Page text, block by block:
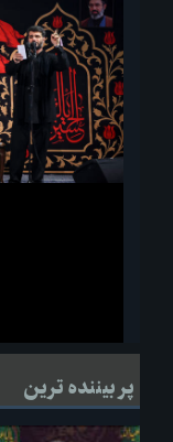
لحظاتی از قرائت
پر بیننده ترین